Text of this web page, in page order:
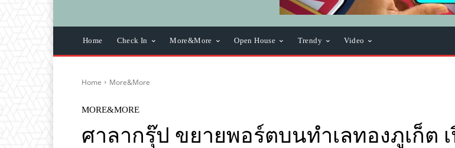
Home Check In More&More Open House Trendy Video
Home More&More
MORE&MORE
ศาลากรุ๊ป ขยายพอร์ตบนทำเลทองภูเก็ต